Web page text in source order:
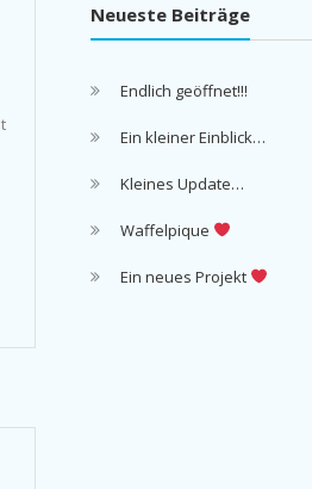
Neueste Beiträge
Endlich geöffnet!!!
Ein kleiner Einblick…
Kleines Update…
Waffelpique
Ein neues Projekt